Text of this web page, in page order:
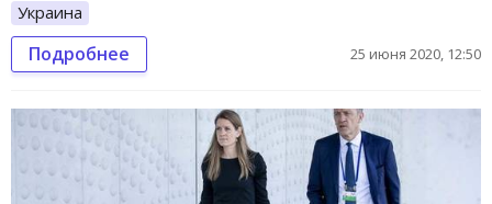
Украина
Подробнее 25 июня 2020, 12:50